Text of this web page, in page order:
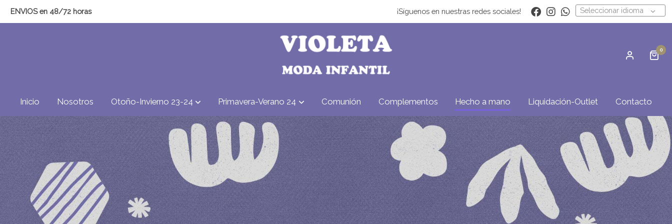
ENVIOS en 48/72 horas ¡Síguenos en nuestras redes sociales! Seleccionar idioma
0
Inicio Nosotros Otoño-Invierno 23-24 Primavera-Verano 24 Comunión Complementos Hecho a mano Liquidación-Outlet Contacto